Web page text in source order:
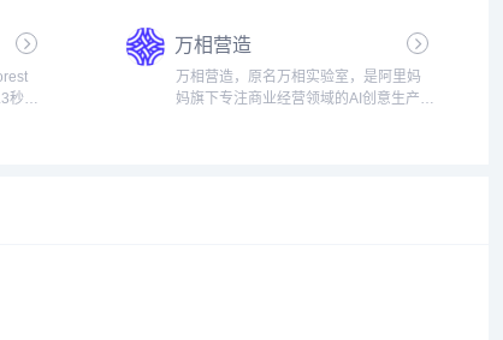
秒出
万相营造
万相营造，原名万相实验室，是阿里妈
妈旗下专注商业经营领域的AI创意生产工